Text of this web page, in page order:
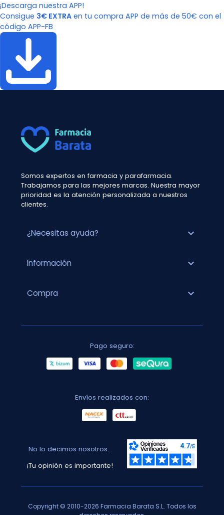
¡Descarga nuestra APP!
Consigue 3€ EXTRA en tu compra APP de más de 50€ con el
código APP-FB
Somos expertos en farmacia y parafarmacia.
Trabajamos para las mejores marcas. Nuestra mayor
prioridad es la atención personalizada a nuestros
clientes.
¿Necesitas ayuda? expand_more
Información expand_more
Compra expand_more
Pago seguro:
Envíos realizados con:
No lo decimos nosotros...
¡Tu opinión es importante!
Copyright © 2010-2026 Farmacia Barata S.L. Todos los